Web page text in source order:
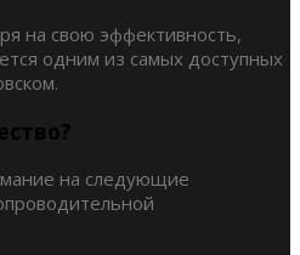
на свою эффективность,
одним из самых доступных
на следующие